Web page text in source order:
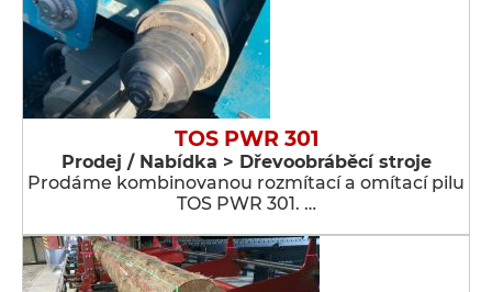
TOS PWR 301
Prodej / Nabídka > Dřevoobráběcí stroje
Prodáme kombinovanou rozmítací a omítací pilu
TOS PWR 301. …